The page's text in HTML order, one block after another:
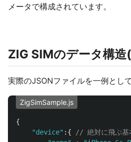
メータで構成されています。
ZIG SIMのデータ構
実際のJSONファイルを一例とし
ZigSimSample.js
{
"device" :{
// 絶対に飛ぶ基